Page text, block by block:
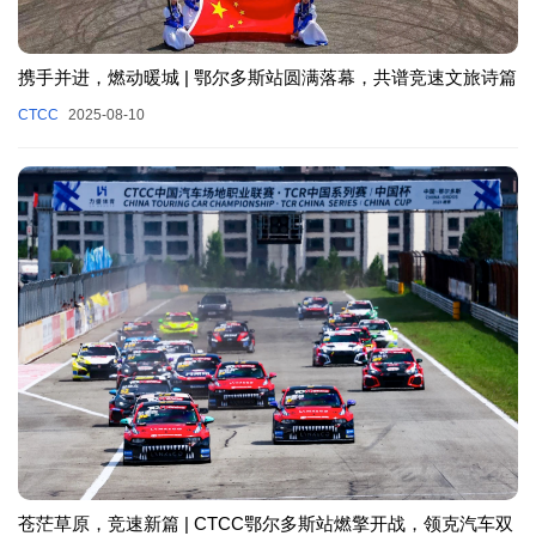
携手并进，燃动暖城 | 鄂尔多斯站圆满落幕，共谱竞速文旅诗篇
CTCC 2025-08-10
苍茫草原，竞速新篇 | CTCC鄂尔多斯站燃擎开战，领克汽车双